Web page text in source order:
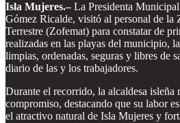
Isla Mujeres.–La Presidenta
Gómez Ricalde, visitó al personal de la
Terrestre (Zofemat) para constatar de
realizadas en las playas del municipio,
limpias, ordenadas, seguras y libres de
diario de las y los trabajadores.
Durante el recorrido, la alcaldesa isleña
compromiso, destacando que su labor
el atractivo natural de Isla Mujeres y